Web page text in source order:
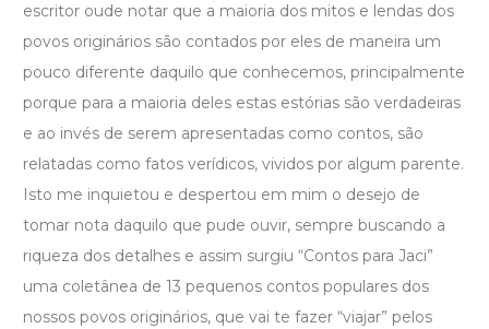
escritor oude notar que a maioria dos mitos e lendas dos
povos originários são contados por eles de maneira um
pouco diferente daquilo que conhecemos, principalmente
porque para a maioria deles estas estórias são verdadeiras
e ao invés de serem apresentadas como contos, são
relatadas como fatos verídicos, vividos por algum parente.
Isto me inquietou e despertou em mim o desejo de
tomar nota daquilo que pude ouvir, sempre buscando a
riqueza dos detalhes e assim surgiu “Contos para Jaci”
uma coletânea de 13 pequenos contos populares dos
nossos povos originários, que vai te fazer “viajar” pelos